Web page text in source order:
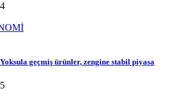
geçmiş ürünler, zengine stabil piyasa